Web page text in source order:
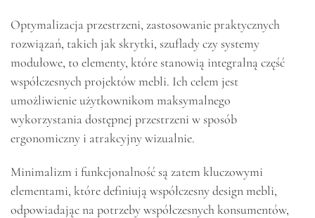
Optymalizacja przestrzeni, zastosowanie praktycznych
rozwiązań, takich jak skrytki, szuflady czy systemy
modułowe, to elementy, które stanowią integralną część
współczesnych projektów mebli. Ich celem jest
umożliwienie użytkownikom maksymalnego
wykorzystania dostępnej przestrzeni w sposób
ergonomiczny i atrakcyjny wizualnie.
Minimalizm i funkcjonalność są zatem kluczowymi
elementami, które definiują współczesny design mebli,
odpowiadając na potrzeby współczesnych konsumentów,